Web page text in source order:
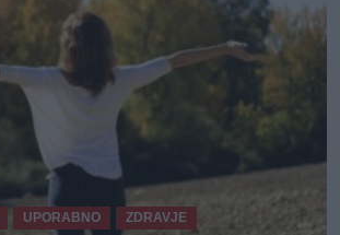
UPORABNO ZDRAVJE